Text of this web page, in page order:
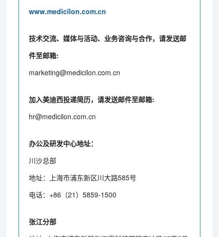
www.medicilon.com.cn
技术交流、媒体与活动、业务咨询与合作，请发送邮
件至邮箱:
marketing@medicilon.com.cn
加入美迪西投递简历，请发送邮件至邮箱:
hr@medicilon.com.cn
办公及研发中心地址：
川沙总部
地址：上海市浦东新区川大路585号
电话：+86（21）5859-1500
张江分部